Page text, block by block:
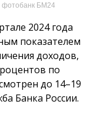
фотобанк БМ24
2024 года
показателем
доходов,
по
до 14–19
Банка России.